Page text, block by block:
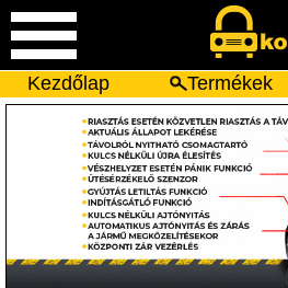
Kezdőlap Termékek